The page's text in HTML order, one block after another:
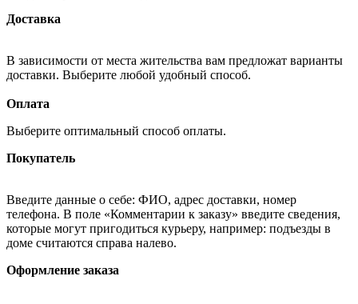
Доставка
В зависимости от места жительства вам предложат варианты
доставки. Выберите любой удобный способ.
Оплата
Выберите оптимальный способ оплаты.
Покупатель
Введите данные о себе: ФИО, адрес доставки, номер
телефона. В поле «Комментарии к заказу» введите сведения,
которые могут пригодиться курьеру, например: подъезды в
доме считаются справа налево.
Оформление заказа